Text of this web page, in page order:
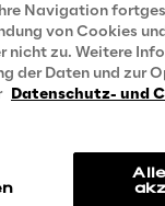
(Dienstleister)
(Marketing)
- LKSG (Deutschland)
Navigation
von Cookies
nicht zu. Weitere
der Daten und zur
Datenschutz- und